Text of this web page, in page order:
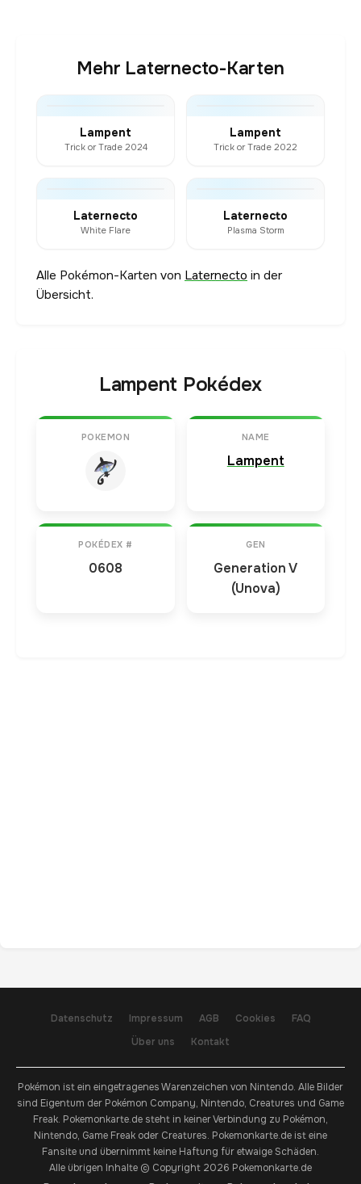
Mehr Laternecto-Karten
Lampent
Trick or Trade 2024
Lampent
Trick or Trade 2022
Laternecto
White Flare
Laternecto
Plasma Storm
Alle Pokémon-Karten von Laternecto in der
Übersicht.
Lampent Pokédex
POKEMON NAME
Lampent
POKÉDEX #
0608
GEN
Generation V
(Unova)
Datenschutz Impressum AGB Cookies
FAQ
Über uns
Kontakt
Pokémon ist ein eingetragenes Warenzeichen von Nintendo. Alle Bilder
sind Eigentum der Pokémon Company, Nintendo, Creatures und Game
Freak. Pokemonkarte.de steht in keiner Verbindung zu Pokémon,
Nintendo, Game Freak oder Creatures. Pokemonkarte.de ist eine
Fansite und übernimmt keine Haftung für etwaige Schäden.
Alle übrigen Inhalte © Copyright 2026 Pokemonkarte.de